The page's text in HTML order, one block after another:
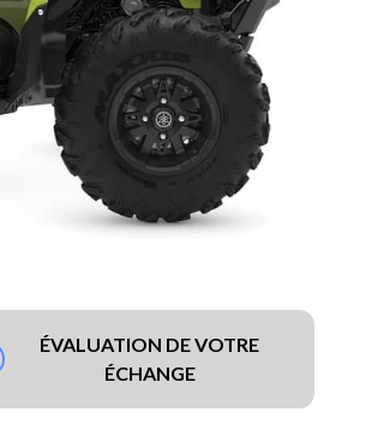
ÉVALUATION DE VOTRE
ÉCHANGE